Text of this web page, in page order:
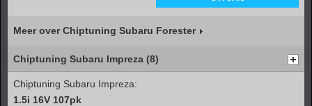
Meer over Chiptuning Subaru Forester
Chiptuning Subaru Impreza (8)
Chiptuning Subaru Impreza:
1.5i 16V 107pk